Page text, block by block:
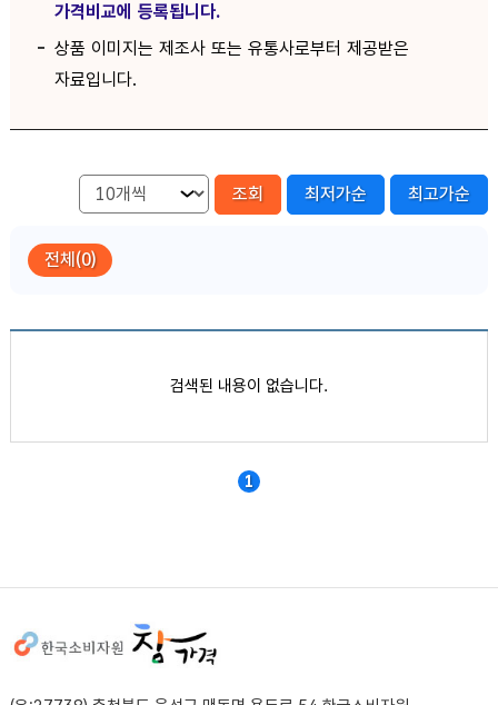
가격비교에 등록됩니다.
상품 이미지는 제조사 또는 유통사로부터 제공받은
자료입니다.
조회 최저가순 최고가순
전체(0)
검색된 내용이 없습니다.
1